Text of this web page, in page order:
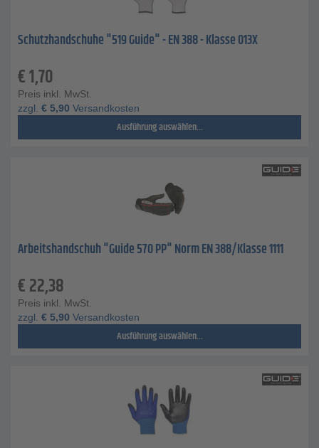
Schutzhandschuhe "519 Guide" - EN 388 - Klasse 013X
€1,70
Preis inkl. MwSt.
zzgl. € 5,90 Versandkosten
Ausführung auswählen...
Arbeitshandschuh "Guide 570 PP" Norm EN 388/Klasse 1111
€22,38
Preis inkl. MwSt.
zzgl. € 5,90 Versandkosten
Ausführung auswählen...